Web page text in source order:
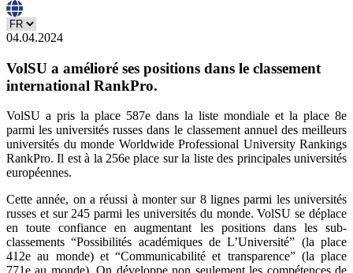
04.04.2024
VolSU a amélioré ses positions dans le classement
international RankPro.
VolSU a pris la place 587e dans la liste mondiale et la place 8e
parmi les universités russes dans le classement annuel des meilleurs
universités du monde Worldwide Professional University Rankings
RankPro. Il est à la 256e place sur la liste des principales universités
européennes.
Cette année, on a réussi à monter sur 8 lignes parmi les universités
russes et sur 245 parmi les universités du monde. VolSU se déplace
en toute confiance en augmentant les positions dans les sub-
classements “Possibilités académiques de L’Université” (la place
412e au monde) et “Communicabilité et transparence” (la place